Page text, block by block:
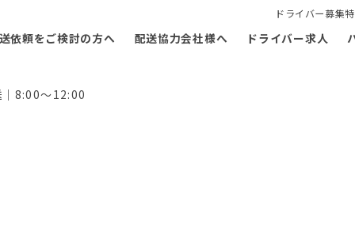
ドライバー募集
依頼をご検討の方へ 配送協力会社様へ ドライバー求人
8:00～12:00